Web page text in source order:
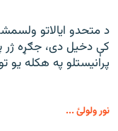
د متحدو ایالاتو
کې دخیل دی، جګړه ژر
پرانیستلو په هکله
نور ولولئ ...